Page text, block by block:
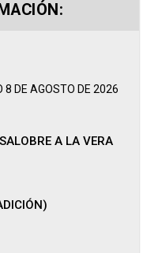
8 DE AGOSTO DE 2026
A LA VERA